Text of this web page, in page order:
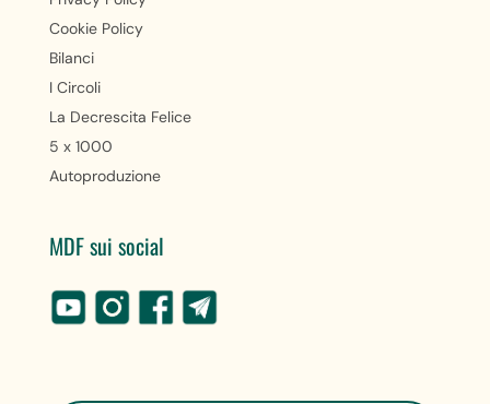
Cookie Policy
Bilanci
I Circoli
La Decrescita Felice
5 x 1000
Autoproduzione
MDF sui social